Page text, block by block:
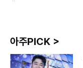
아주PICK >